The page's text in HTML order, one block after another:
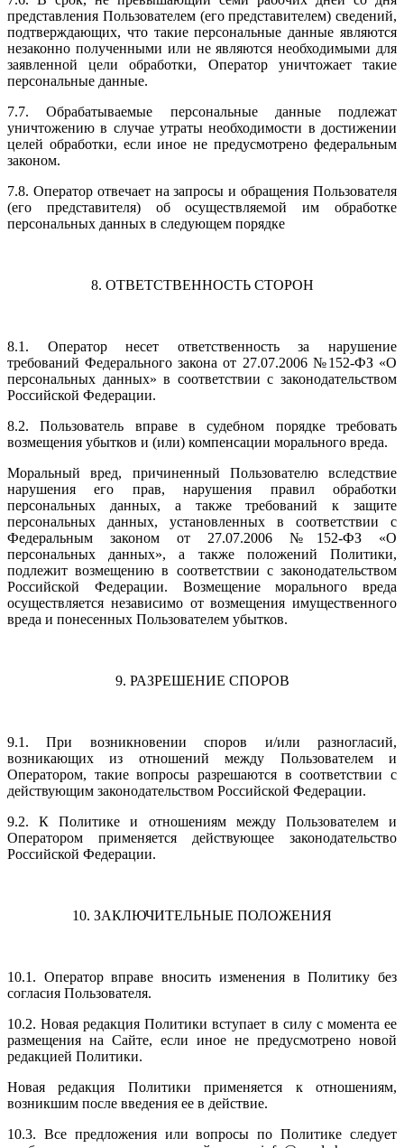
представления Пользователем (его представителем) сведений,
подтверждающих, что такие персональные данные являются
незаконно полученными или не являются необходимыми для
заявленной цели обработки, Оператор уничтожает такие
персональные данные.
7.7. Обрабатываемые персональные данные подлежат
уничтожению в случае утраты необходимости в достижении
целей обработки, если иное не предусмотрено федеральным
законом.
7.8. Оператор отвечает на запросы и обращения Пользователя
(его представителя) об осуществляемой им обработке
персональных данных в следующем порядке
8. ОТВЕТСТВЕННОСТЬ СТОРОН
8.1. Оператор несет ответственность за нарушение
требований Федерального закона от 27.07.2006 №152-ФЗ «О
персональных данных» в соответствии с законодательством
Российской Федерации.
8.2. Пользователь вправе в судебном порядке требовать
возмещения убытков и (или) компенсации морального вреда.
Моральный вред, причиненный Пользователю вследствие
нарушения его прав, нарушения правил обработки
персональных данных, а также требований к защите
персональных данных, установленных в соответствии с
Федеральным законом от 27.07.2006 №152-ФЗ «О
персональных данных», а также положений Политики,
подлежит возмещению в соответствии с законодательством
Российской Федерации. Возмещение морального вреда
осуществляется независимо от возмещения имущественного
вреда и понесенных Пользователем убытков.
9. РАЗРЕШЕНИЕ СПОРОВ
9.1. При возникновении споров и/или разногласий,
возникающих из отношений между Пользователем и
Оператором, такие вопросы разрешаются в соответствии с
действующим законодательством Российской Федерации.
9.2. К Политике и отношениям между Пользователем и
Оператором применяется действующее законодательство
Российской Федерации.
10. ЗАКЛЮЧИТЕЛЬНЫЕ ПОЛОЖЕНИЯ
10.1. Оператор вправе вносить изменения в Политику без
согласия Пользователя.
10.2. Новая редакция Политики вступает в силу с момента ее
размещения на Сайте, если иное не предусмотрено новой
редакцией Политики.
Новая редакция Политики применяется к отношениям,
возникшим после введения ее в действие.
10.3. Все предложения или вопросы по Политике следует